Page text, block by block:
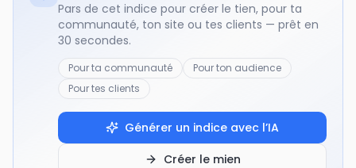
Pars de cet indice pour créer le tien, pour ta
communauté, ton site ou tes clients — prêt en
30 secondes.
Pour ta communauté
Pour ton audience
Pour tes clients
Générer un indice avec l’IA
Créer le mien